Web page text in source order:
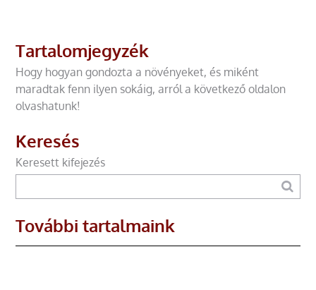
Tartalomjegyzék
Hogy hogyan gondozta a növényeket, és miként
maradtak fenn ilyen sokáig, arról a következő oldalon
olvashatunk!
Keresés
Keresett kifejezés
További tartalmaink